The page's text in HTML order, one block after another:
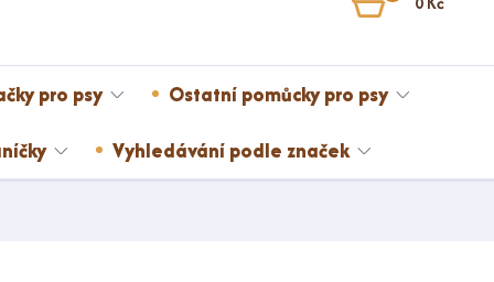
pro psy Ostatní pomůcky pro psy
Vyhledávání podle značek